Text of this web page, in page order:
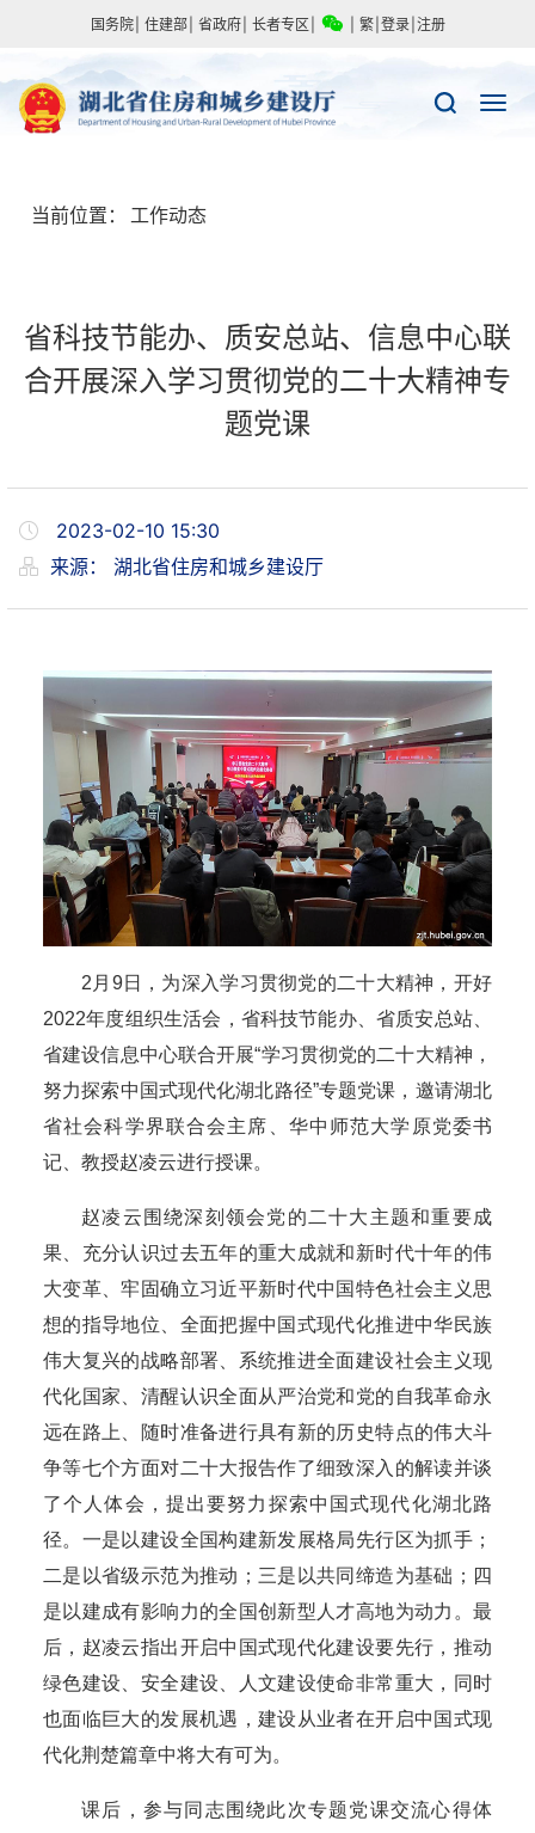
国务院 住建部 省政府 长者专区 繁 登录 注册
当前位置： 工作动态
省科技节能办、质安总站、信息中心联
合开展深入学习贯彻党的二十大精神专
题党课
2023-02-10 15:30
来源： 湖北省住房和城乡建设厅
2月9日，为深入学习贯彻党的二十大精神，开好
2022年度组织生活会，省科技节能办、省质安总站、
省建设信息中心联合开展“学习贯彻党的二十大精神，
努力探索中国式现代化湖北路径”专题党课，邀请湖北
省社会科学界联合会主席、华中师范大学原党委书
记、教授赵凌云进行授课。
赵凌云围绕深刻领会党的二十大主题和重要成
果、充分认识过去五年的重大成就和新时代十年的伟
大变革、牢固确立习近平新时代中国特色社会主义思
想的指导地位、全面把握中国式现代化推进中华民族
伟大复兴的战略部署、系统推进全面建设社会主义现
代化国家、清醒认识全面从严治党和党的自我革命永
远在路上、随时准备进行具有新的历史特点的伟大斗
争等七个方面对二十大报告作了细致深入的解读并谈
了个人体会，提出要努力探索中国式现代化湖北路
径。一是以建设全国构建新发展格局先行区为抓手；
二是以省级示范为推动；三是以共同缔造为基础；四
是以建成有影响力的全国创新型人才高地为动力。最
后，赵凌云指出开启中国式现代化建设要先行，推动
绿色建设、安全建设、人文建设使命非常重大，同时
也面临巨大的发展机遇，建设从业者在开启中国式现
代化荆楚篇章中将大有可为。
课后，参与同志围绕此次专题党课交流心得体